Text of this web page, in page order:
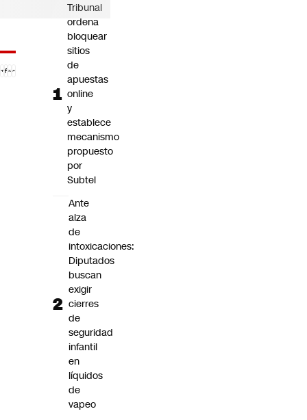
Tribunal
ordena
bloquear
sitios
de
apuestas
online
y
establece
mecanismo
propuesto
por
Subtel
Ante
alza
de
intoxicaciones:
Diputados
buscan
exigir
cierres
de
seguridad
infantil
en
líquidos
de
vapeo